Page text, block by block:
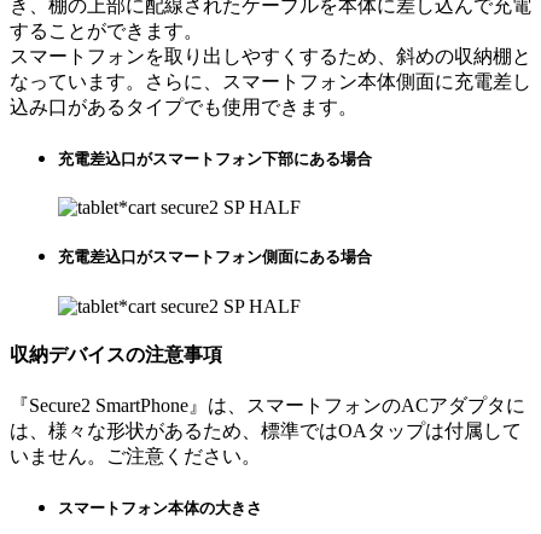
き、棚の上部に配線されたケーブルを本体に差し込んで充電
することができます。
スマートフォンを取り出しやすくするため、斜めの収納棚と
なっています。さらに、スマートフォン本体側面に充電差し
込み口があるタイプでも使用できます。
充電差込口がスマートフォン下部にある場合
充電差込口がスマートフォン側面にある場合
収納デバイスの注意事項
『Secure2 SmartPhone』は、スマートフォンのACアダプタに
は、様々な形状があるため、標準ではOAタップは付属して
いません。ご注意ください。
スマートフォン本体の大きさ